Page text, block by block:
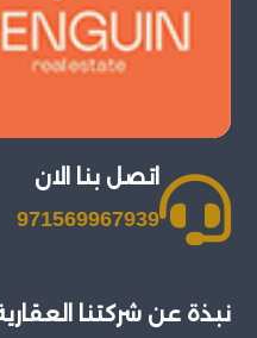
اتصل بنا الان
971569967939
نبذة عن شركتنا